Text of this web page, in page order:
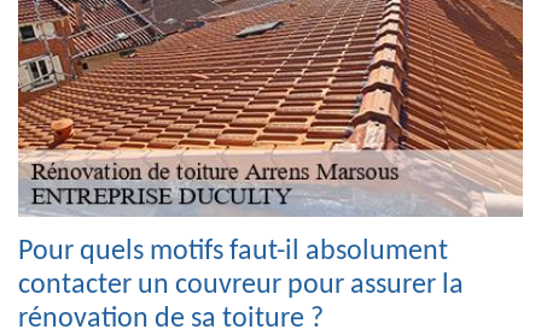
Pour quels motifs faut-il absolument
contacter un couvreur pour assurer la
rénovation de sa toiture ?